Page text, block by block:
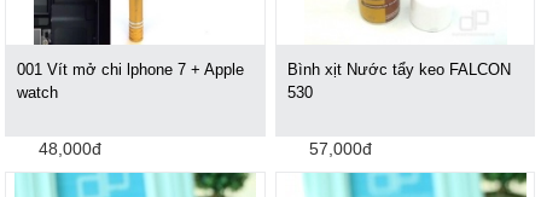
001 Vít mở chi lphone 7 + Apple
watch
48,000đ
Bình xịt Nước tẩy keo FALCON
530
57,000đ